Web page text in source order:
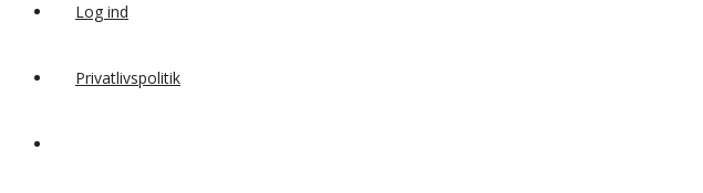
Log ind
Privatlivspolitik